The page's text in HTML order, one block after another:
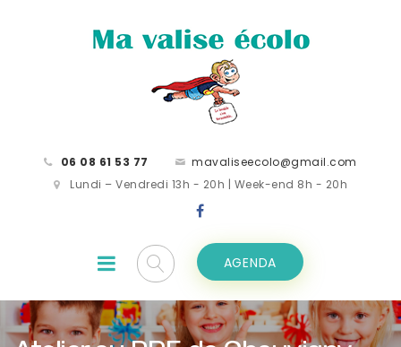
06 08 61 53 77
mavaliseecolo@gmail.com
Lundi – Vendredi 13h - 20h | Week-end 8h - 20h
AGENDA